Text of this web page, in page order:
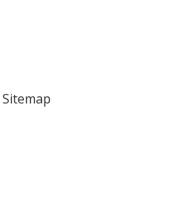
Sitemap